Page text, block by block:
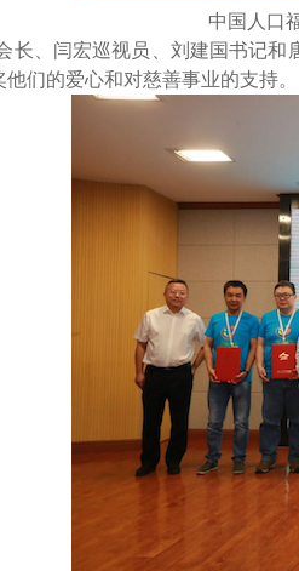
中国人口
长、闫宏巡视员、刘建国书记
们的爱心和对慈善事业的支持。